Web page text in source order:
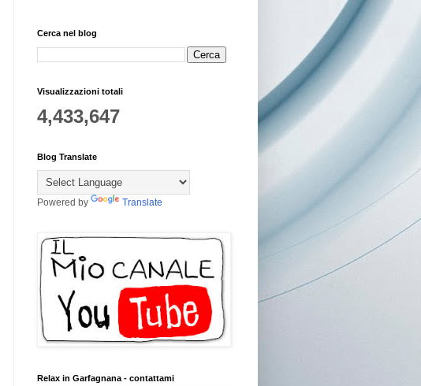
Cerca nel blog
Visualizzazioni totali
4,433,647
Blog Translate
Powered by Translate
Relax in Garfagnana - contattami